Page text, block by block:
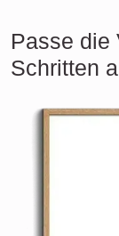
Passe die
Schritten